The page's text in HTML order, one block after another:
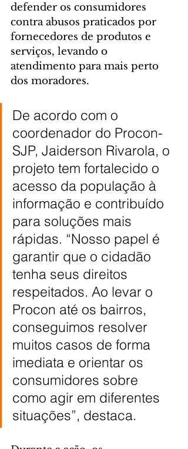
defender os consumidores
contra abusos praticados por
fornecedores de produtos e
serviços, levando o
atendimento para mais perto
dos moradores.
De acordo com o
coordenador do Procon-
SJP, Jaiderson Rivarola, o
projeto tem fortalecido o
acesso da população à
informação e contribuído
para soluções mais
rápidas. “Nosso papel é
garantir que o cidadão
tenha seus direitos
respeitados. Ao levar o
Procon até os bairros,
conseguimos resolver
muitos casos de forma
imediata e orientar os
consumidores sobre
como agir em diferentes
situações”, destaca.